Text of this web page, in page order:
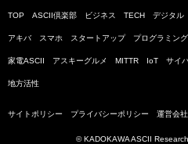
TOP ASCII倶楽部 ビジネス TECH デジタル
アキバ スマホ スタートアップ プログラミン
家電ASCII アスキーグルメ MITTR IoT サイ
地方活性
サイトポリシー プライバシーポリシー 運営会社
© KADOKAWA ASCII